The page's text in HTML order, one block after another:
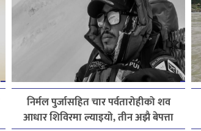
निर्मल पुर्जासहित चार पर्वतारोहीको शव
आधार शिविरमा ल्याइयो, तीन अझै बेपत्ता